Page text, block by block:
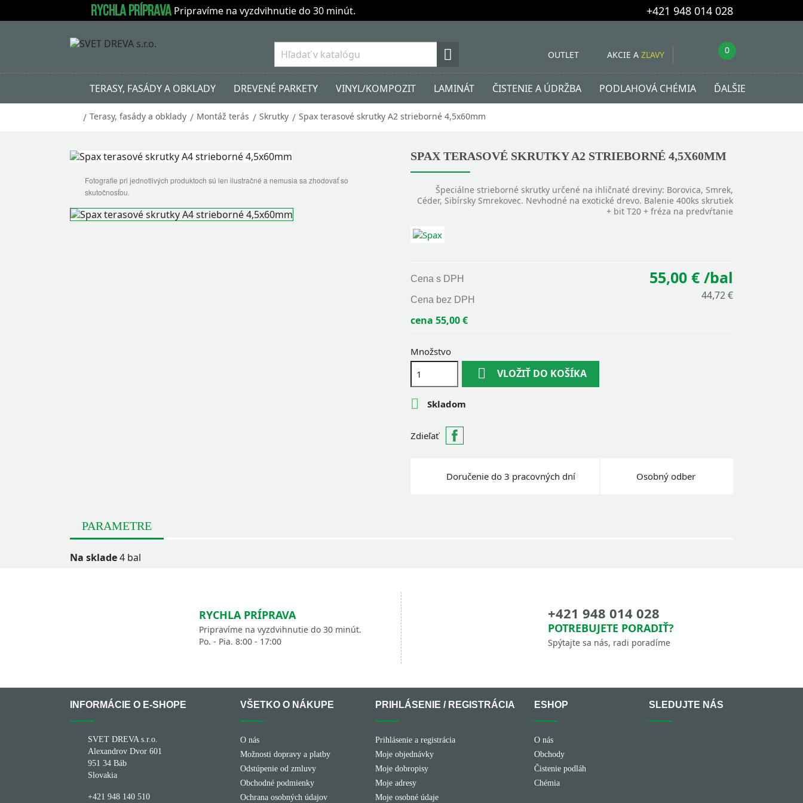
RYCHLA PRÍPRAVA Pripravíme na vyzdvihnutie do 30 minút. +421 948 014 028
 OUTLET AKCIE A ZĽAVY 0
TERASY, FASÁDY A OBKLADY DREVENÉ PARKETY VINYL/KOMPOZIT LAMINÁT ČISTENIE A ÚDRŽBA PODLAHOVÁ CHÉMIA ĎALŠIE
Terasy, fasády a obklady Montáž terás Skrutky Spax terasové skrutky A2 strieborné 4,5x60mm
Fotografie pri jednotlivých produktoch sú len ilustračné a nemusia sa zhodovať so
skutočnosťou.
SPAX TERASOVÉ SKRUTKY A2 STRIEBORNÉ 4,5X60MM
Špeciálne strieborné skrutky určené na ihličnaté dreviny: Borovica, Smrek,
Céder, Sibírsky Smrekovec. Nevhodné na exotické drevo. Balenie 400ks skrutiek
+ bit T20 + fréza na predvŕtanie
Cena s DPH 55,00 € /bal
Cena bez DPH
44,72 €
cena 55,00 €
Množstvo
 VLOŽIŤ DO KOŠÍKA
 Skladom
Zdieľať
Doručenie do 3 pracovných dní Osobný odber
PARAMETRE
Na sklade4 bal
RYCHLA PRÍPRAVA
Pripravíme na vyzdvihnutie do 30 minút.
Po. - Pia. 8:00 - 17:00
+421 948 014 028
POTREBUJETE PORADIŤ?
Spýtajte sa nás, radi poradíme
INFORMÁCIE O E-SHOPE
SVET DREVA s.r.o.
Alexandrov Dvor 601
951 34 Báb
Slovakia
+421 948 140 510
VŠETKO O NÁKUPE
O nás
Možnosti dopravy a platby
Odstúpenie od zmluvy
Obchodné podmienky
Ochrana osobných údajov
PRIHLÁSENIE / REGISTRÁCIA
Prihlásenie a registrácia
Moje objednávky
Moje dobropisy
Moje adresy
Moje osobné údaje
ESHOP
O nás
Obchody
Čistenie podláh
Chémia
SLEDUJTE NÁS